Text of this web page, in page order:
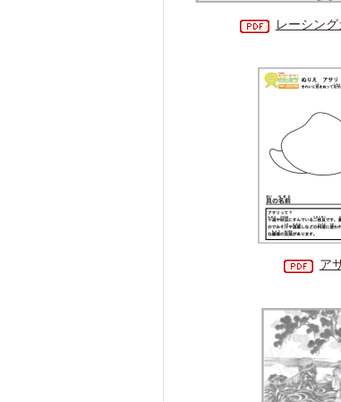
レーシング
ア